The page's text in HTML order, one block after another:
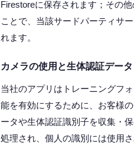
Firestoreに保存されます；その
ことで、当該サードパーティサ
れます。
カメラの使用と生体認証データ
当社のアプリはトレーニングフ
能を有効にするために、お客様
ータや生体認証識別子を収集・
処理され、個人の識別には使用